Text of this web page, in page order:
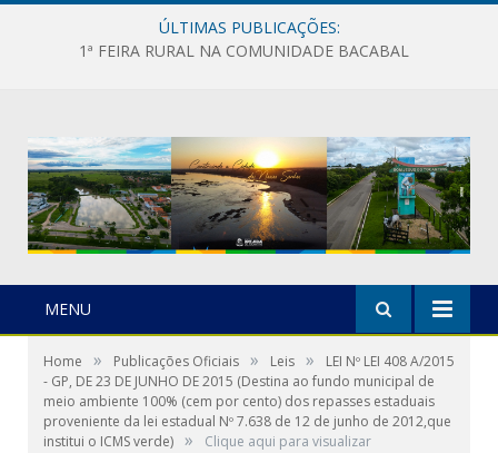
ÚLTIMAS PUBLICAÇÕES:
1ª FEIRA RURAL NA COMUNIDADE BACABAL
MENU
Home » Publicações Oficiais » Leis »
LEI Nº LEI 408 A/2015
- GP, DE 23 DE JUNHO DE 2015 (Destina ao fundo municipal de
meio ambiente 100% (cem por cento) dos repasses estaduais
proveniente da lei estadual Nº 7.638 de 12 de junho de 2012,que
institui o ICMS verde) » Clique aqui para visualizar